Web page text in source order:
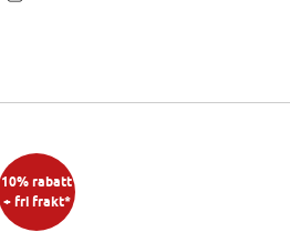
10% rabatt
+ fri frakt*